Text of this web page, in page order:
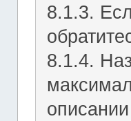
8.1.3.
8.1.4.